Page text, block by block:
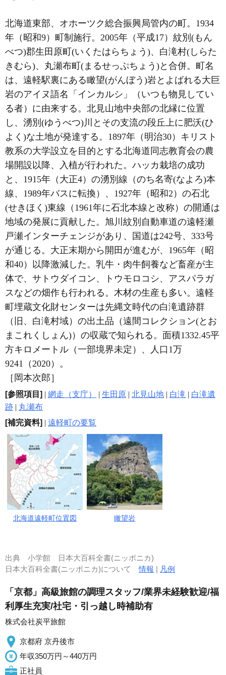
北海道東部、オホーツク総合振興局管内の町。1934
年（昭和9）町制施行。2005年（平成17）紋別(もん
べつ)郡生田原町(いくたはらちょう)、白滝村(しらた
きむら)、丸瀬布町(まるせっぷちょう)と合併。町名
は、遠軽駅裏にある瞰望(がんぼう)岩とよばれる大巨
岩のアイヌ語名「インカルシ」（いつも物見してい
る者）に由来する。北見山地中央部の北縁に位置
し、湧別(ゆうべつ)川とその支流の段丘上に肥沃(ひ
よく)な土地が発達する。1897年（明治30）キリスト
教系の大学設立を目的とする北海道同志教育会の農
場開設以降、入植が行われた。ハッカ栽培の成功
と、1915年（大正4）の湧別線（のち名寄(なよろ)本
線、1989年バスに転換）、1927年（昭和2）の石北
(せきほく)東線（1961年に石北本線と改称）の開通は
地域の発展に貢献した。旭川紋別自動車道の遠軽瀬
戸瀬インターチェンジがあり、国道は242号、333号
が通じる。大正末期から開田が進むが、1965年（昭
和40）以降激減した。乳牛・肉牛飼養など畜産が主
体で、サトウダイコン、トウモロコシ、アスパラガ
スなどの畑作も行われる。木材の生産も多い。遠軽
町埋蔵文化財センターは先縄文時代の白滝遺跡群
（旧、白滝村域）の出土品（遠間コレクション(とお
まこれくしょん)）の収蔵で知られる。面積1332.45平
方キロメートル（一部境界未定）、人口1万
9241（2020）。
［岡本次郎］
[参照項目] | 網走（支庁） | 生田原 | 北見山地 | 白滝 | 白滝遺
跡 | 丸瀬布
[補完資料] | 遠軽町の要覧
北海道遠軽町位置図 瞰望岩
出典 小学館 日本大百科全書(ニッポニカ)
日本大百科全書(ニッポニカ)について情報 | 凡例
「京都」高級旅館の調理スタッフ/業界未経験歓迎/福
利厚生充実/社宅・引っ越し時補助有
株式会社炭平旅館
京都府 京丹後市
年収350万円～440万円
正社員